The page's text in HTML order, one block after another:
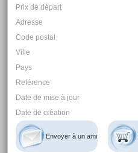
Prix de départ
Adresse
Code postal
Ville
Pays
Reférence
Date de mise à jour
Date de création
Envoyer à un ami